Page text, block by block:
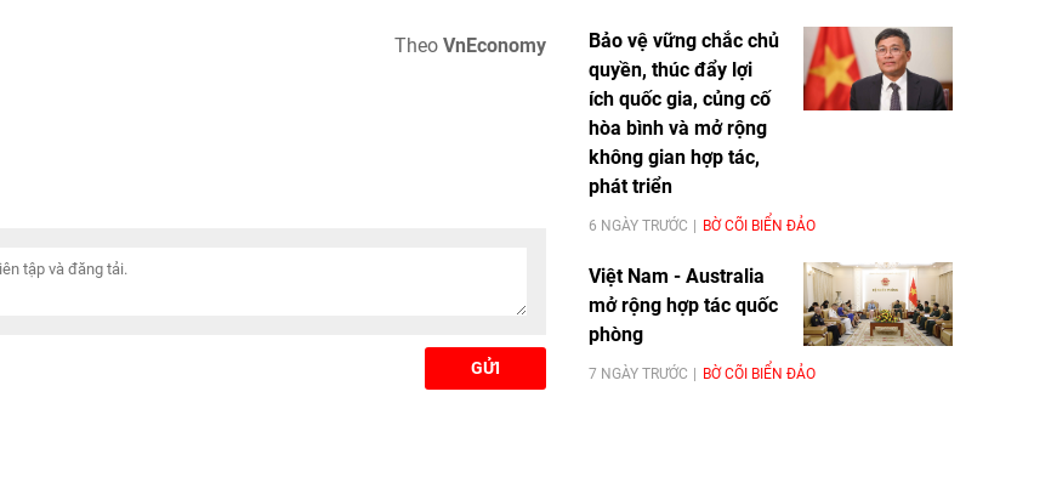
Theo VnEconomy
GỬI
Bảo vệ vững chắc chủ
quyền, thúc đẩy lợi
ích quốc gia, củng cố
hòa bình và mở rộng
không gian hợp tác,
phát triển
6 NGÀY TRƯỚC BỜ CÕI BIỂN ĐẢO
Việt Nam - Australia
mở rộng hợp tác quốc
phòng
7 NGÀY TRƯỚC BỜ CÕI BIỂN ĐẢO